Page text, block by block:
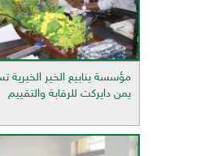
مؤسسة ينابيع الخير الخيرية
يمن دايركت للرقابة والتقييم